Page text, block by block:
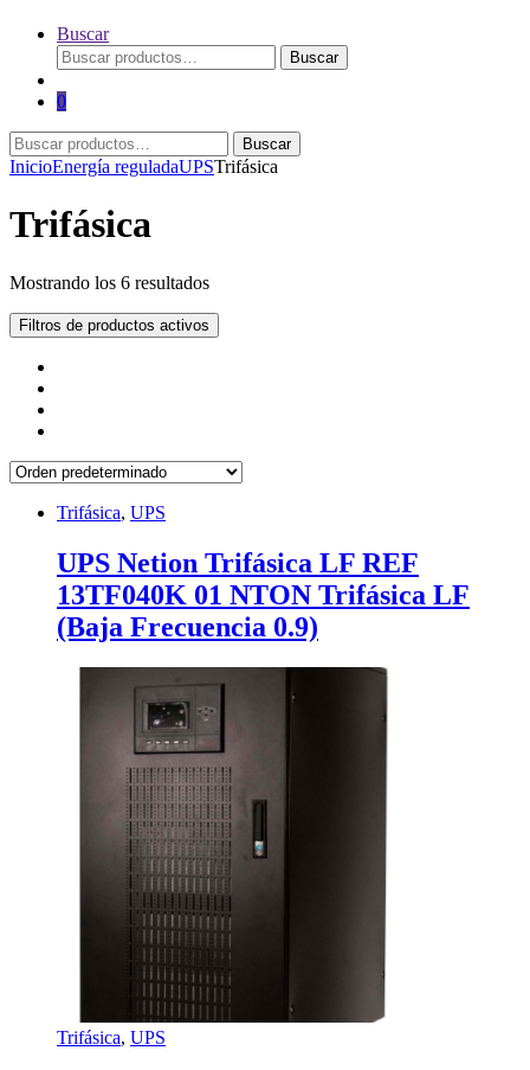
Buscar
Buscar
por:
Buscar
0
Buscar
por:
Buscar
InicioEnergía reguladaUPSTrifásica
Trifásica
Mostrando los 6 resultados
Filtros de productos activos
Trifásica, UPS
UPS Netion Trifásica LF REF
13TF040K 01 NTON Trifásica LF
(Baja Frecuencia 0.9)
Trifásica, UPS